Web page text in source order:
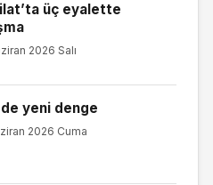
üç eyalette
2026 Salı
yeni denge
2026 Cuma